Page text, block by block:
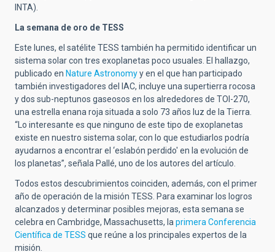
INTA).
La semana de oro de TESS
Este lunes, el satélite TESS también ha permitido identificar un
sistema solar con tres exoplanetas poco usuales. El hallazgo,
publicado en Nature Astronomyy en el que han participado
también investigadores del IAC, incluye una supertierra rocosa
y dos sub-neptunos gaseosos en los alrededores de TOI-270,
una estrella enana roja situada a solo 73 años luz de la Tierra.
“Lo interesante es que ninguno de este tipo de exoplanetas
existe en nuestro sistema solar, con lo que estudiarlos podría
ayudarnos a encontrar el ‘eslabón perdido' en la evolución de
los planetas”, señala Pallé, uno de los autores del artículo.
Todos estos descubrimientos coinciden, además, con el primer
año de operación de la misión TESS. Para examinar los logros
alcanzados y determinar posibles mejoras, esta semana se
celebra en Cambridge, Massachusetts, la primera Conferencia
Científica de TESS que reúne a los principales expertos de la
misión.